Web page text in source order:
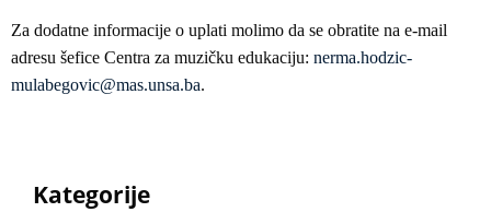
Za dodatne informacije o uplati molimo da se obratite na e-mail
adresu šefice Centra za muzičku edukaciju: nerma.hodzic-
mulabegovic@mas.unsa.ba.
Kategorije